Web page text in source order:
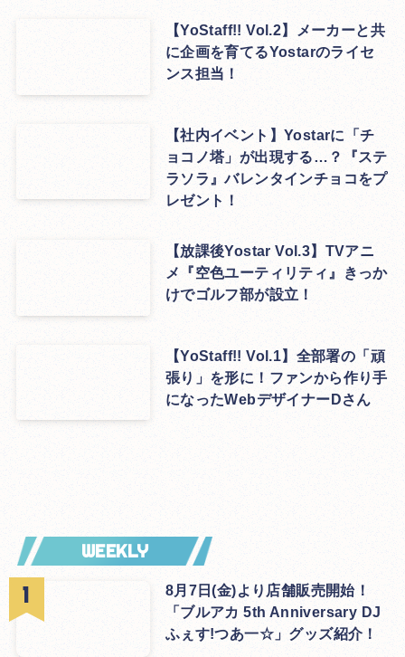
【YoStaff!! Vol.2】メーカーと共
に企画を育てるYostarのライセ
ンス担当！
【社内イベント】Yostarに「チ
ョコノ塔」が出現する…？『ステ
ラソラ』バレンタインチョコをプ
レゼント！
【放課後Yostar Vol.3】TVアニ
メ『空色ユーティリティ』きっか
けでゴルフ部が設立！
【YoStaff!! Vol.1】全部署の「頑
張り」を形に！ファンから作り手
になったWebデザイナーDさん
WEEKLY
8月7日(金)より店舗販売開始！
「ブルアカ 5th Anniversary DJ
ふぇす!つあ一☆」グッズ紹介！